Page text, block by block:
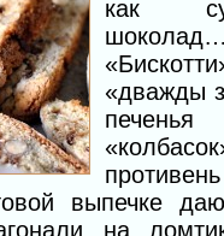
как
«дважды
выпечке
на